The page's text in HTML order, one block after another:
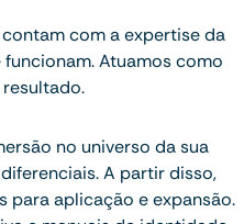
com a expertise da
Atuamos como
no universo da sua
A partir disso,
para aplicação e expansão.